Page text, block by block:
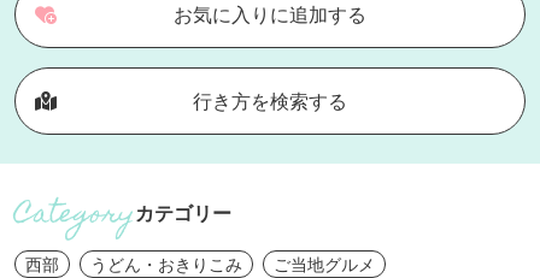
お気に入りに追加する
行き方を検索する
カテゴリー
西部 うどん・おきりこみ ご当地グルメ